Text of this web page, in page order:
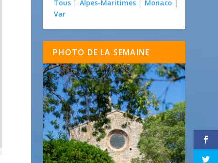
Tous | Alpes-Maritimes | Monaco |
Var
PHOTO DE LA SEMAINE